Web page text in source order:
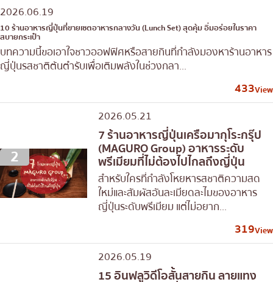
2026.06.19
10 ร้านอาหารญี่ปุ่นที่ขายเซตอาหารกลางวัน (Lunch Set) สุดคุ้ม อิ่มอร่อยในราคา
สบายกระเป๋า
บทความนี้ขอเอาใจชาวออฟฟิศหรือสายกินที่กำลังมองหาร้านอาหาร
ญี่ปุ่นรสชาติต้นตำรับเพื่อเติมพลังในช่วงกลา...
433View
2
2026.05.21
7 ร้านอาหารญี่ปุ่นเครือมากุโระกรุ๊ป
(MAGURO Group) อาหารระดับ
พรีเมียมที่ไม่ต้องไปไกลถึงญี่ปุ่น
สำหรับใครที่กำลังโหยหารสชาติความสด
ใหม่และสัมผัสอันละเมียดละไมของอาหาร
ญี่ปุ่นระดับพรีเมียม แต่ไม่อยาก...
319View
2026.05.19
15 อินฟลูวิดีโอสั้นสายกิน ลายแทง